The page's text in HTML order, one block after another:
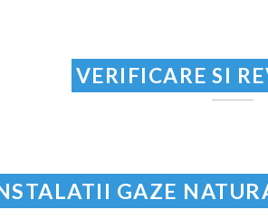
VERIFICARE SI
GAZE